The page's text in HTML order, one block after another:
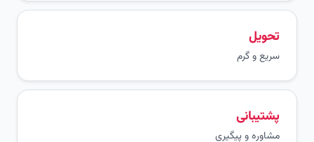
سریع و گرم
پشتیبانی
مشاوره و پیگیری